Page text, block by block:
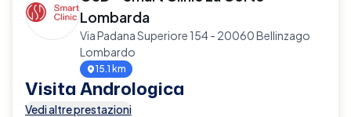
Lombarda
Via Padana Superiore 154 - 20060 Bellinzago
Lombardo
15.1 km
Visita Andrologica
Vedi altre prestazioni